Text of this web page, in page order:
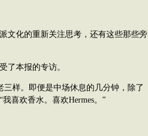
化的重新关注思考，还有这些那些旁
本报的专访。
样。即便是中场休息的几分钟，除了
喜欢香水。喜欢Hermes。”